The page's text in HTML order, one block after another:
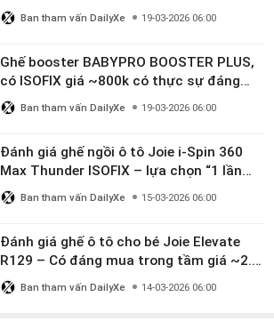
10 tuổi
Ban tham vấn DailyXe 19-03-2026 06:00
Ghế booster BABYPRO BOOSTER PLUS,
có ISOFIX giá ~800k có thực sự đáng
mua?
Ban tham vấn DailyXe 19-03-2026 06:00
Đánh giá ghế ngồi ô tô Joie i-Spin 360
Max Thunder ISOFIX – lựa chọn “1 lần
dùng đến 12 năm” có đáng giá gần 9
triệu?
Ban tham vấn DailyXe 15-03-2026 06:00
Đánh giá ghế ô tô cho bé Joie Elevate
R129 – Có đáng mua trong tầm giá ~2.8
triệu?
Ban tham vấn DailyXe 14-03-2026 06:00